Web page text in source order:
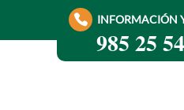
985 25
INFORMACIÓN